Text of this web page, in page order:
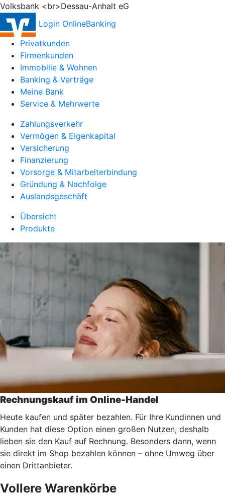
Volksbank <br>Dessau-Anhalt eG
Login OnlineBanking
Privatkunden
Firmenkunden
Immobilie & Wohnen
Banking & Verträge
Meine Bank
Service & Mehrwerte
Zahlungsverkehr
Vermögen & Eigenkapital
Versicherung
Finanzierung
Vorsorge & Mitarbeiterbindung
Gründung & Nachfolge
Auslandsgeschäft
Übersicht
Produkte
Rechnungskauf im Online-Handel
Heute kaufen und später bezahlen. Für Ihre Kundinnen und
Kunden hat diese Option einen großen Nutzen, deshalb
lieben sie den Kauf auf Rechnung. Besonders dann, wenn
sie direkt im Shop bezahlen können – ohne Umweg über
einen Drittanbieter.
Vollere Warenkörbe